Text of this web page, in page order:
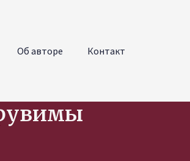
Об авторе Контакт